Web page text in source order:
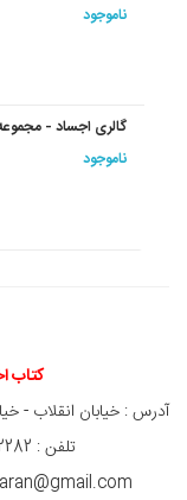
ناموجود
گالری اجساد -
ناموجود
کتاب
آدرس : خیابان انقلاب -
تلفن : 021.66462282